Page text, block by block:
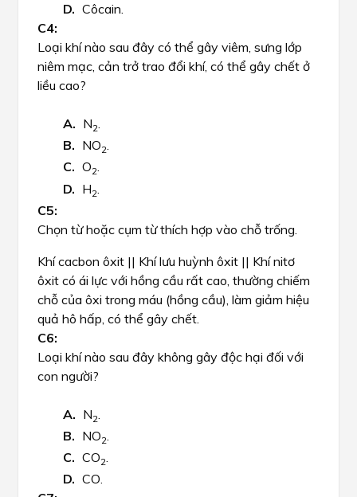
Côcain.
Loại khí nào sau đây có thể gây viêm, sưng lớp
niêm mạc, cản trở trao đổi khí, có thể gây chết ở
liều cao?
N2.
NO2.
O2.
H2
Chọn từ hoặc cụm từ thích hợp vào chỗ trống.
Khí cacbon ôxit || Khí lưu huỳnh ôxit || Khí nitơ
ôxit có ái lực với hồng cầu rất cao, thường chiếm
chỗ của ôxi trong máu (hồng cầu), làm giảm hiệu
quả hô hấp, có thể gây chết.
Loại khí nào sau đây không gây độc hại đối với
con người?
N2
NO2
CO2.
CO.